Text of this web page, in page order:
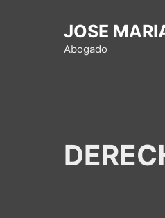
JOSE
Abogado